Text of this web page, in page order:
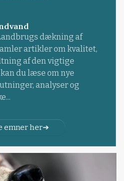
dækning af
artikler om kvalitet,
af den vigtige
du læse om nye
analyser og
emner her